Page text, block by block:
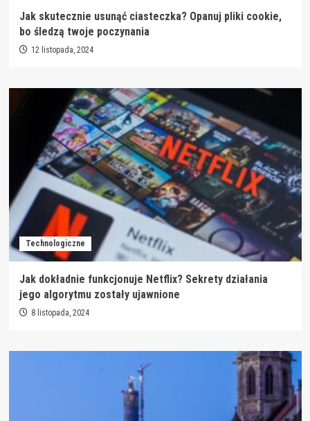
Jak skutecznie usunąć ciasteczka? Opanuj pliki cookie,
bo śledzą twoje poczynania
12 listopada, 2024
Technologiczne
Jak dokładnie funkcjonuje Netflix? Sekrety działania
jego algorytmu zostały ujawnione
8 listopada, 2024